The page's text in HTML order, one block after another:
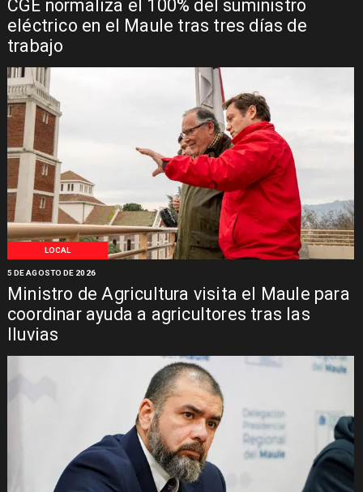
CGE normaliza el 100% del suministro
eléctrico en el Maule tras tres días de
trabajo
LOCAL
Ministro de Agricultura visita el Maule para
coordinar ayuda a agricultores tras las
lluvias
5 DE AGOSTO DE 2026